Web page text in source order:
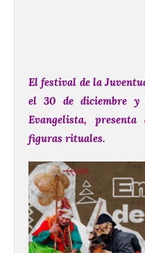
El festival de la
el 30 de diciembre y
Evangelista,
figuras rituales.